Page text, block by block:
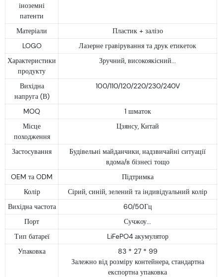
іноземні
патенти
Матеріали
Пластик + залізо
LOGO
Лазерне гравірування та друк етикеток
Характеристики
продукту
Зручний, високоякісний...
Вихідна
напруга (В)
100/110/120/220/230/240V
MOQ
1 шматок
Місце
походження
Цзянсу, Китай
Застосування
Будівельні майданчики, надзвичайні ситуації
вдома/в бізнесі тощо
OEM та ODM
Підтримка
Колір
Сірий, синій, зелений та індивідуальний колір
Вихідна частота
60/50Гц
Порт
Сучжоу...
Тип батареї
LiFePO4 акумулятор
Упаковка
83 * 27 * 99
Залежно від розміру контейнера, стандартна
експортна упаковка